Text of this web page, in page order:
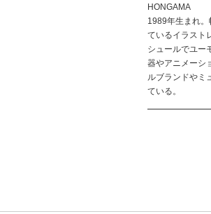
HONGAMA
1989年生まれ
ているイラスト
シュールでユー
器やアニメーシ
ルブランドやミ
ている。